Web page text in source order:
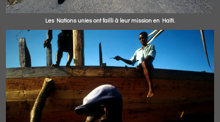
Les Nations unies ont failli à leur mission en Haïti.